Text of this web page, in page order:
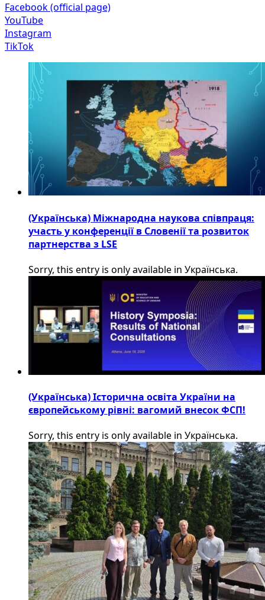
Facebook (official page)
YouTube
Instagram
TikTok
(Українська) Міжнародна наукова співпраця:
участь у конференції в Словенії та розвиток
партнерства з LSE
Sorry, this entry is only available in Українська.
(Українська) Історична освіта України на
європейському рівні: вагомий внесок ФСП!
Sorry, this entry is only available in Українська.